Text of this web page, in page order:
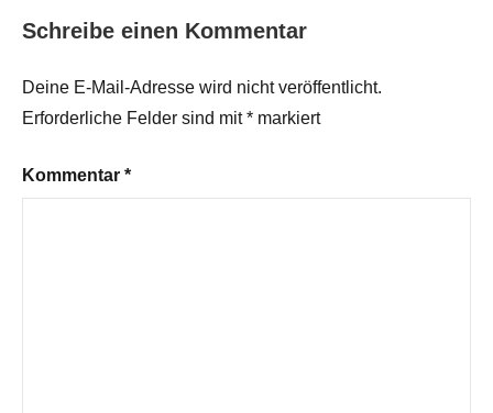
Schreibe einen Kommentar
Deine E-Mail-Adresse wird nicht veröffentlicht.
Erforderliche Felder sind mit* markiert
Kommentar *